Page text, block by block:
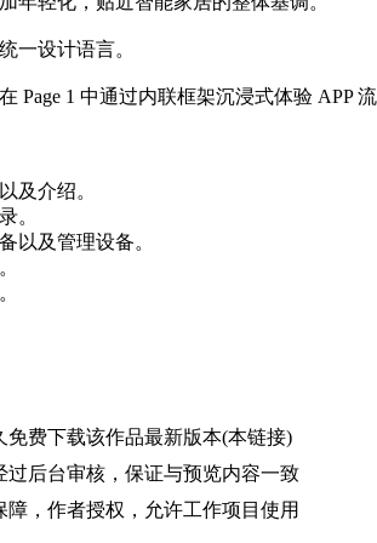
一设计语言。
Page 1 中通过内联框架沉浸式体验 APP
及介绍。
。
以及管理设备。
免费下载该作品最新版本(本链接)
过后台审核，保证与预览内容一致
障，作者授权，允许工作项目使用